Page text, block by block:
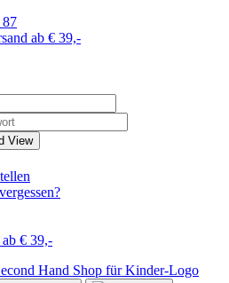
87
ab € 39,-
View
€ 39,-